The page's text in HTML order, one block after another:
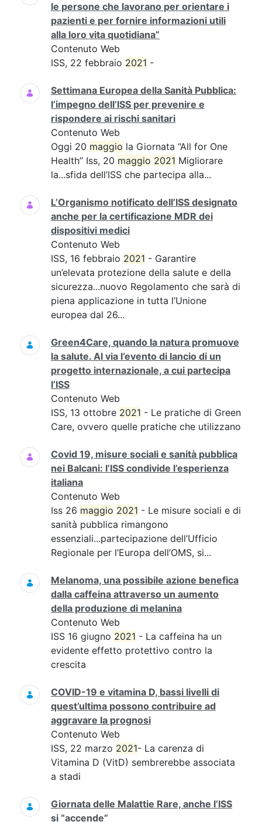
le persone che lavorano per orientare i
pazienti e per fornire informazioni utili
alla loro vita quotidiana”
Contenuto Web
ISS, 22 febbraio 2021 -
Settimana Europea della Sanità Pubblica:
l’impegno dell’ISS per prevenire e
rispondere ai rischi sanitari
Contenuto Web
Oggi 20 maggio la Giornata “All for One
Health” Iss, 20 maggio 2021 Migliorare
la...sfida dell’ISS che partecipa alla...
L’Organismo notificato dell’ISS designato
anche per la certificazione MDR dei
dispositivi medici
Contenuto Web
ISS, 16 febbraio 2021 - Garantire
un’elevata protezione della salute e della
sicurezza...nuovo Regolamento che sarà di
piena applicazione in tutta l’Unione
europea dal 26...
Green4Care, quando la natura promuove
la salute. Al via l’evento di lancio di un
progetto internazionale, a cui partecipa
l’ISS
Contenuto Web
ISS, 13 ottobre 2021 - Le pratiche di Green
Care, ovvero quelle pratiche che utilizzano
Covid 19, misure sociali e sanità pubblica
nei Balcani: l’ISS condivide l’esperienza
italiana
Contenuto Web
Iss 26 maggio 2021 - Le misure sociali e di
sanità pubblica rimangono
essenziali...partecipazione dell’Ufficio
Regionale per l’Europa dell’OMS, si...
Melanoma, una possibile azione benefica
dalla caffeina attraverso un aumento
della produzione di melanina
Contenuto Web
ISS 16 giugno 2021 - La caffeina ha un
evidente effetto protettivo contro la
crescita
COVID-19 e vitamina D, bassi livelli di
quest’ultima possono contribuire ad
aggravare la prognosi
Contenuto Web
ISS, 22 marzo 2021- La carenza di
Vitamina D (VitD) sembrerebbe associata
a stadi
Giornata delle Malattie Rare, anche l’ISS
si “accende”